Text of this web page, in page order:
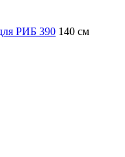
РИБ 390 140 см